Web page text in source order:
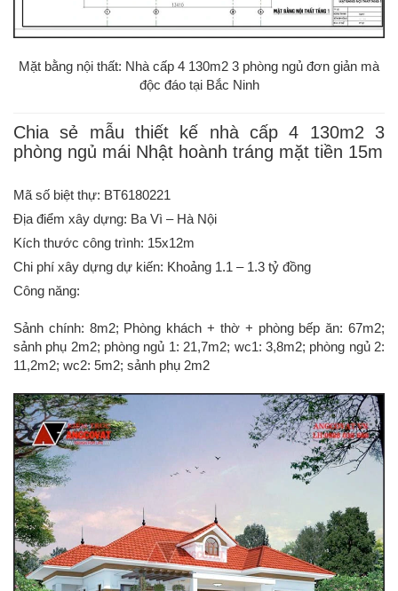
Mặt bằng nội thất: Nhà cấp 4 130m2 3 phòng ngủ đơn giản mà
độc đáo tại Bắc Ninh
Chia sẻ mẫu thiết kế nhà cấp 4 130m2 3
phòng ngủ mái Nhật hoành tráng mặt tiền 15m
Mã số biệt thự: BT6180221
Địa điểm xây dựng: Ba Vì – Hà Nội
Kích thước công trình: 15x12m
Chi phí xây dựng dự kiến: Khoảng 1.1 – 1.3 tỷ đồng
Công năng:
Sảnh chính: 8m2; Phòng khách + thờ + phòng bếp ăn: 67m2;
sảnh phụ 2m2; phòng ngủ 1: 21,7m2; wc1: 3,8m2; phòng ngủ 2:
11,2m2; wc2: 5m2; sảnh phụ 2m2